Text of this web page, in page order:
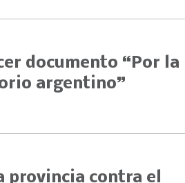
documento “Por la
argentino”
provincia contra el